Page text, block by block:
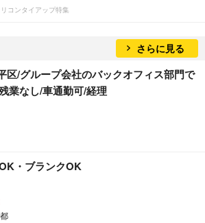
コンタイアップ特集
さらに見る
区/グループ会社のバックオフィス部門で
業なし/車通勤可/経理
・ブランクOK